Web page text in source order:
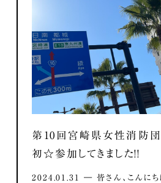
第10回宮崎県女性消防
初☆参加してきました！！
2024.01.31 ― 皆さん、こんにち